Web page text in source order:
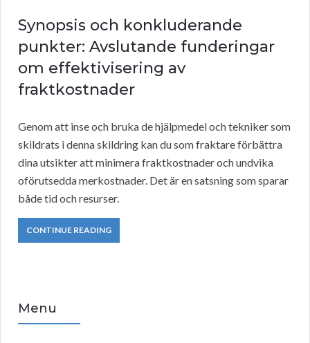
Synopsis och konkluderande
punkter: Avslutande funderingar
om effektivisering av
fraktkostnader
Genom att inse och bruka de hjälpmedel och tekniker som
skildrats i denna skildring kan du som fraktare förbättra
dina utsikter att minimera fraktkostnader och undvika
oförutsedda merkostnader. Det är en satsning som sparar
både tid och resurser.
CONTINUE READING
Menu